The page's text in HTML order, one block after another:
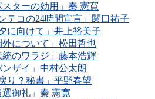
スターの効用」秦 憲寛
テコの24時間宣言」関口祐子
に向けて」井上裕美子
外について」松田哲也
統のワラジ」藤本浩輝
ンザイ」中村公太朗
り？秘書」平野春望
選御礼」秦 憲寛